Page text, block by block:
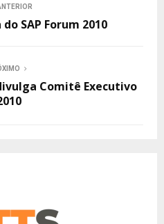
SAP Forum 2010
Comitê Executivo